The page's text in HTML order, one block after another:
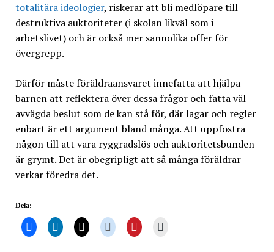
totalitära ideologier, riskerar att bli medlöpare till
destruktiva auktoriteter (i skolan likväl som i
arbetslivet) och är också mer sannolika offer för
övergrepp.
Därför måste föräldraansvaret innefatta att hjälpa
barnen att reflektera över dessa frågor och fatta väl
avvägda beslut som de kan stå för, där lagar och regler
enbart är ett argument bland många. Att uppfostra
någon till att vara ryggradslös och auktoritetsbunden
är grymt. Det är obegripligt att så många föräldrar
verkar föredra det.
Dela: